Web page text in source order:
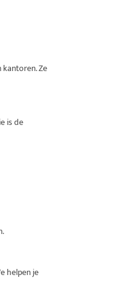
Ze
is de
helpen je